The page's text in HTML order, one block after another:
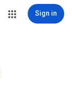
Sign in